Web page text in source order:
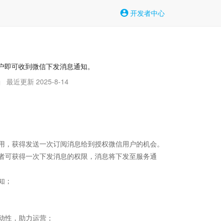
开发者中心
可收到微信下发消息通知。
最近更新 2025-8-14
获得发送一次订阅消息给到授权微信用户的机会。
获得一次下发消息的权限，消息将下发至服务通
；
性，助力运营；